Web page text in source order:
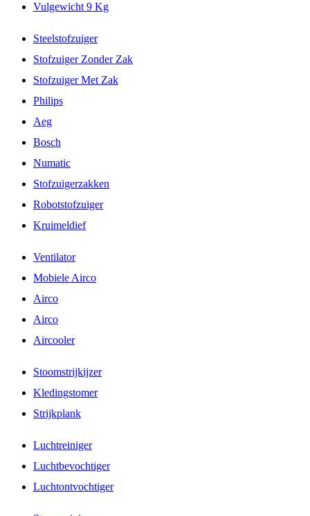
Vulgewicht 9 Kg
Steelstofzuiger
Stofzuiger Zonder Zak
Stofzuiger Met Zak
Philips
Aeg
Bosch
Numatic
Stofzuigerzakken
Robotstofzuiger
Kruimeldief
Ventilator
Mobiele Airco
Airco
Airco
Aircooler
Stoomstrijkijzer
Kledingstomer
Strijkplank
Luchtreiniger
Luchtbevochtiger
Luchtontvochtiger